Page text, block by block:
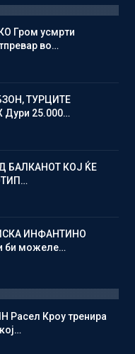
Гром усмрти
во…
ТУРЦИТЕ
25.000…
БАЛКАНОТ КОЈ ЌЕ
ИНФАНТИНО
би можеле…
Расел Кроу тренира